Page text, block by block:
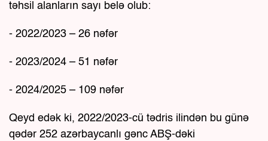
təhsil alanların sayı belə olub:
- 2022/2023 – 26 nəfər
- 2023/2024 – 51 nəfər
- 2024/2025 – 109 nəfər
Qeyd edək ki, 2022/2023-cü tədris ilindən bu günə
qədər 252 azərbaycanlı gənc ABŞ-dəki